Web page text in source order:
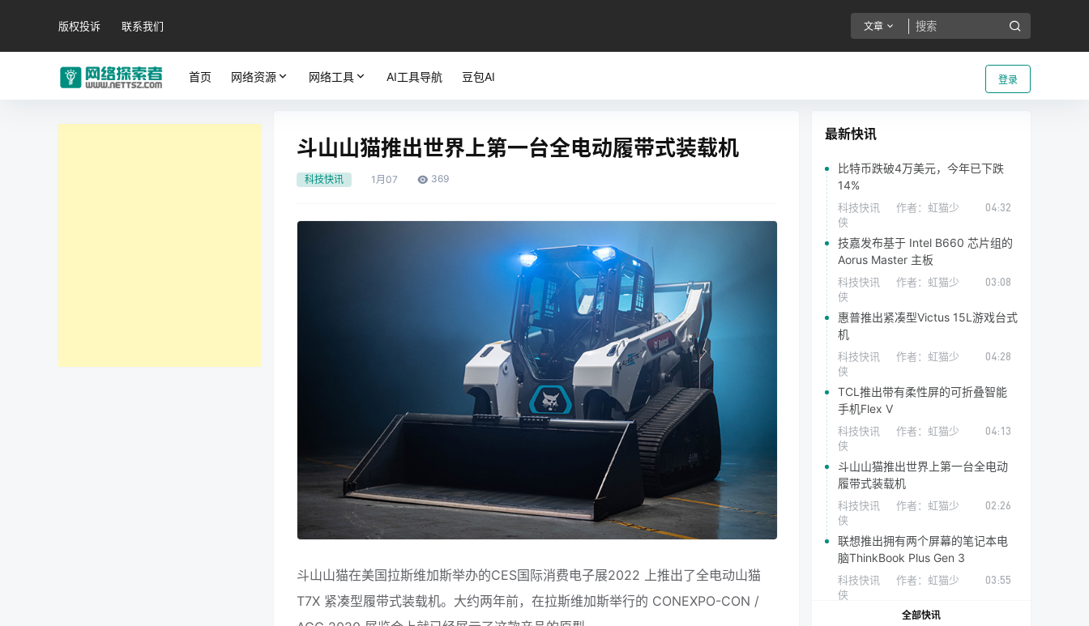
版权投诉 联系我们 文章
登录
首页 网络资源 网络工具 AI工具导航 豆包AI
斗山山猫推出世界上第一台全电动履带式装载机
科技快讯 1月 07 369
斗山山猫在美国拉斯维加斯举办的CES国际消费电子展2022 上推出了全电动山猫
T7X 紧凑型履带式装载机。大约两年前，在拉斯维加斯举行的 CONEXPO-CON /
最新快讯
比特币跌破4万美元，今年已下跌
14%
科技快讯 作者： 虹猫少
侠
04:32
技嘉发布基于 Intel B660 芯片组的
Aorus Master 主板
科技快讯 作者： 虹猫少
侠
03:08
惠普推出紧凑型Victus 15L游戏台式
机
科技快讯 作者： 虹猫少
侠
04:28
TCL推出带有柔性屏的可折叠智能
手机Flex V
科技快讯 作者： 虹猫少
侠
04:13
斗山山猫推出世界上第一台全电动
履带式装载机
科技快讯 作者： 虹猫少
侠
02:26
联想推出拥有两个屏幕的笔记本电
脑ThinkBook Plus Gen 3
科技快讯 作者： 虹猫少
侠
03:55
全部快讯